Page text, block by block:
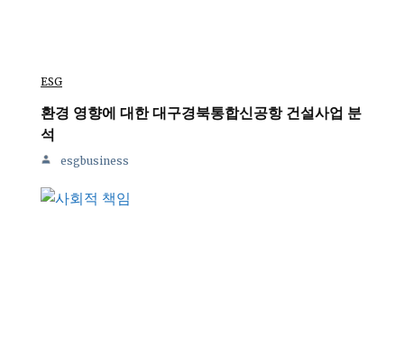
ESG
환경 영향에 대한 대구경북통합신공항 건설사업 분
석
esgbusiness